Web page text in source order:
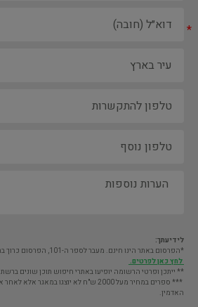
*
לידיעתך:
*הפרסום באתר הינו חינם. מעבר לספר ה-101, הפרסום כרוך בתשלום שנתי
לחץ כאן לפרטים.
** ייתכן ופרטי הרשומה יופיעו באתרי חיפוש תוכן שונים ברשת
*** ספרים במחיר מעל 2000 ש"ח לא יוצגו במאגר אלא לאחר אישור
האדמין.